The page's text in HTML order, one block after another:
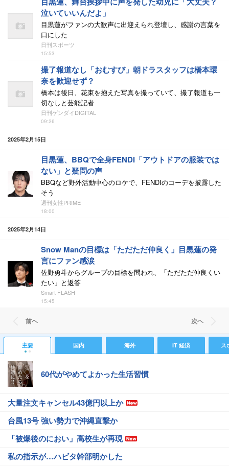
泣いていいんだよ」
目黒蓮がファンの大歓声に出迎えられ登壇し、感謝の言葉を
口にした
日刊スポーツ
15:53
撮了報道なし「おむすび」朝ドラスタッフは橋本環
奈を歓迎せず？
橋本は後日、花束を抱えた写真を撮っていて、撮了報道も一
切なしと芸能記者
日刊ゲンダイDIGITAL
09:26
2025年2月15日
目黒蓮、BBQで全身FENDI「アウトドアの服装では
ない」と疑問の声
BBQなど野外活動中心のロケで、FENDIのコーデを披露した
そう
週刊女性PRIME
18:00
2025年2月14日
Snow Manの目標は「ただただ仲良く」目黒蓮の発
言にファン感涙
佐野勇斗からグループの目標を問われ、「ただただ仲良くい
たい」と返答
Smart FLASH
15:45
前ヘ 次ヘ
主要 国内 海外 IT 経済 ス
60代がやめてよかった生活習慣
大量注文キャンセル43億円以上か
台風13号 強い勢力で沖縄直撃か
「被爆後のにおい」高校生が再現
私の指示が…ハビタ幹部明かした